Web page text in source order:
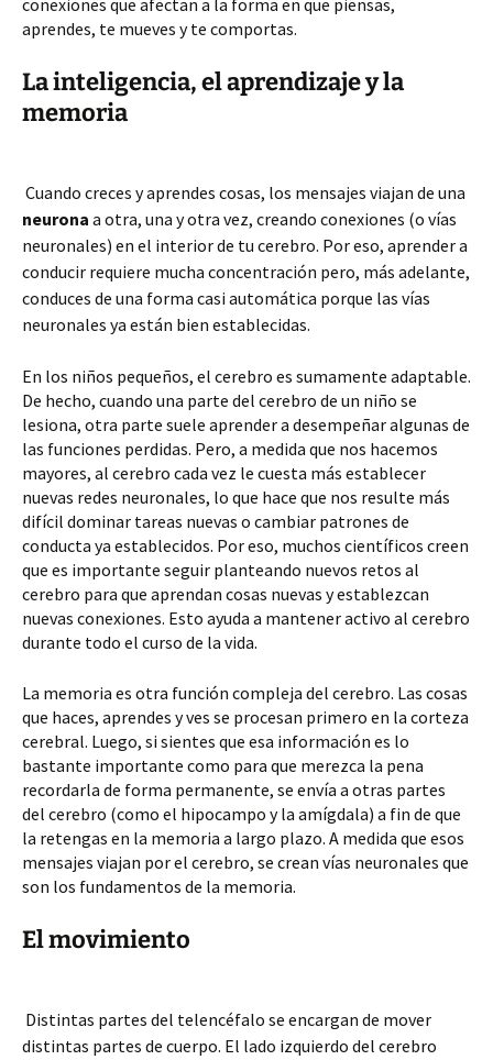
conexiones que afectan a la forma en que piensas,
aprendes, te mueves y te comportas.
La inteligencia, el aprendizaje y la
memoria
Cuando creces y aprendes cosas, los mensajes viajan de una
neurona a otra, una y otra vez, creando conexiones (o vías
neuronales) en el interior de tu cerebro. Por eso, aprender a
conducir requiere mucha concentración pero, más adelante,
conduces de una forma casi automática porque las vías
neuronales ya están bien establecidas.
En los niños pequeños, el cerebro es sumamente adaptable.
De hecho, cuando una parte del cerebro de un niño se
lesiona, otra parte suele aprender a desempeñar algunas de
las funciones perdidas. Pero, a medida que nos hacemos
mayores, al cerebro cada vez le cuesta más establecer
nuevas redes neuronales, lo que hace que nos resulte más
difícil dominar tareas nuevas o cambiar patrones de
conducta ya establecidos. Por eso, muchos científicos creen
que es importante seguir planteando nuevos retos al
cerebro para que aprendan cosas nuevas y establezcan
nuevas conexiones. Esto ayuda a mantener activo al cerebro
durante todo el curso de la vida.
La memoria es otra función compleja del cerebro. Las cosas
que haces, aprendes y ves se procesan primero en la corteza
cerebral. Luego, si sientes que esa información es lo
bastante importante como para que merezca la pena
recordarla de forma permanente, se envía a otras partes
del cerebro (como el hipocampo y la amígdala) a fin de que
la retengas en la memoria a largo plazo. A medida que esos
mensajes viajan por el cerebro, se crean vías neuronales que
son los fundamentos de la memoria.
El movimiento
Distintas partes del telencéfalo se encargan de mover
distintas partes de cuerpo. El lado izquierdo del cerebro